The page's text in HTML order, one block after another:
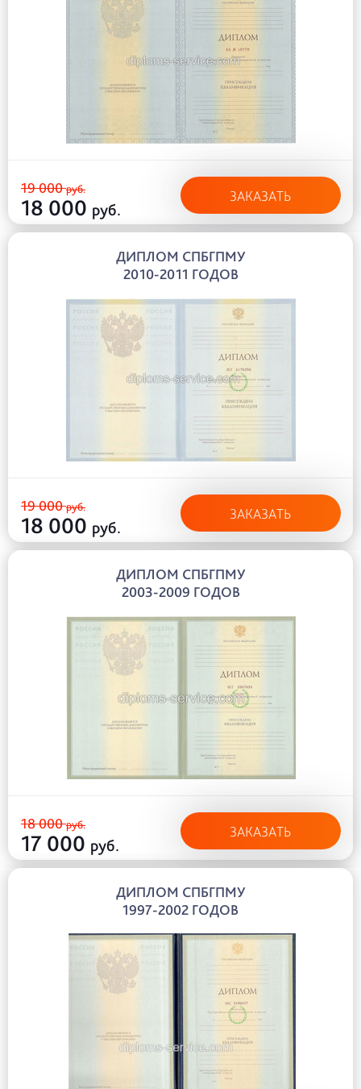
19 000руб.
18 000 руб.
ЗАКАЗАТЬ
ДИПЛОМ СПБГПМУ
2010-2011 ГОДОВ
19 000руб.
18 000 руб.
ЗАКАЗАТЬ
ДИПЛОМ СПБГПМУ
2003-2009 ГОДОВ
18 000руб.
17 000 руб.
ЗАКАЗАТЬ
ДИПЛОМ СПБГПМУ
1997-2002 ГОДОВ